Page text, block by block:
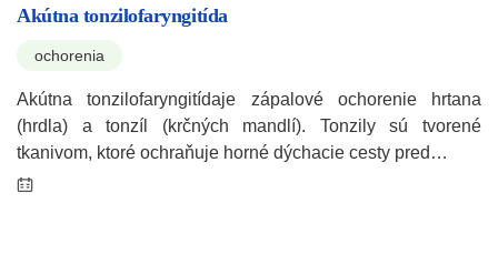
Akútna tonzilofaryngitída
ochorenia
Akútna tonzilofaryngitídaje zápalové ochorenie hrtana
(hrdla) a tonzíl (krčných mandlí). Tonzily sú tvorené
tkanivom, ktoré ochraňuje horné dýchacie cesty pred…